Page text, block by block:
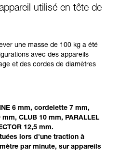
avoir compris les
notice technique pour
ce complément
nécessite une
spécifique. Validez
votre capacité à refaire
Il peut en exister d’autres
pas ici.
utilisé en tête de
une masse de 100 kg a été
avec des appareils
et des cordes de diamètres
6 mm, cordelette 7 mm,
mm, CLUB 10 mm, PARALLEL
12,5 mm.
lors d'une traction à
par minute, sur appareils